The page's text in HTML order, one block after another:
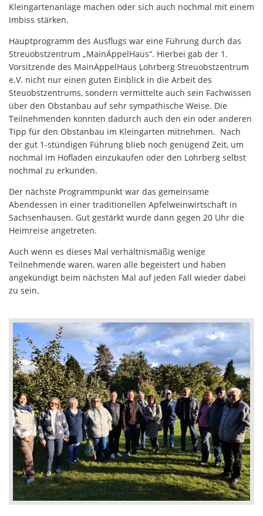
Kleingartenanlage machen oder sich auch nochmal mit einem
Imbiss stärken.
Hauptprogramm des Ausflugs war eine Führung durch das
Streuobstzentrum „MainÄppelHaus“. Hierbei gab der 1.
Vorsitzende des MainÄppelHaus Lohrberg Streuobstzentrum
e.V. nicht nur einen guten Einblick in die Arbeit des
Steuobstzentrums, sondern vermittelte auch sein Fachwissen
über den Obstanbau auf sehr sympathische Weise. Die
Teilnehmenden konnten dadurch auch den ein oder anderen
Tipp für den Obstanbau im Kleingarten mitnehmen. Nach
der gut 1-stündigen Führung blieb noch genügend Zeit, um
nochmal im Hofladen einzukaufen oder den Lohrberg selbst
nochmal zu erkunden.
Der nächste Programmpunkt war das gemeinsame
Abendessen in einer traditionellen Apfelweinwirtschaft in
Sachsenhausen. Gut gestärkt wurde dann gegen 20 Uhr die
Heimreise angetreten.
Auch wenn es dieses Mal verhältnismäßig wenige
Teilnehmende waren, waren alle begeistert und haben
angekündigt beim nächsten Mal auf jeden Fall wieder dabei
zu sein.